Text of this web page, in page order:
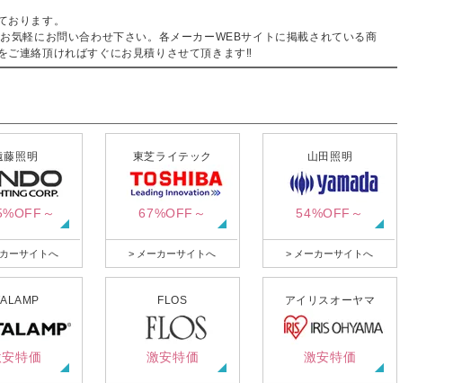
ります。
気軽にお問い合わせ下さい。各メーカーWEBサイトに掲載されている商
連絡頂ければすぐにお見積りさせて頂きます‼
藤照明
～
ーサイトへ
東芝ライテック
67%OFF～
> メーカーサイトへ
山田照明
54%OFF～
> メーカーサイトへ
特価
FLOS
激安特価
アイリスオーヤマ
激安特価